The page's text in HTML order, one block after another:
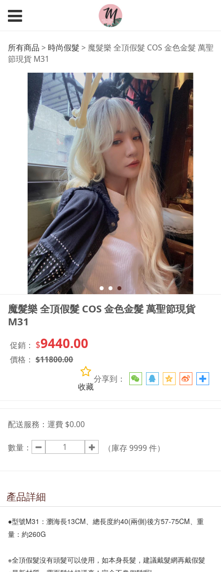
魔髮樂 全頂假髮 COS
金色金髮 萬聖節現貨
M31
所有商品 > 時尚假髮 > 魔髮樂 全頂假髮 COS 金色金髮 萬聖
節現貨 M31
魔髮樂 全頂假髮 COS 金色金髮 萬聖節現貨
M31
促銷： $9440.00
價格：$11800.00
分享到：
收藏
配送服務： 運費 $0.00
數量： （庫存9999 件）
產品詳細
●型號M31：瀏海長13CM、總長度約40(兩側)後方57-75CM、重
量：約260G
※全頂假髮沒有頭髮可以使用，如本身長髮，建議戴髮網再戴假髮